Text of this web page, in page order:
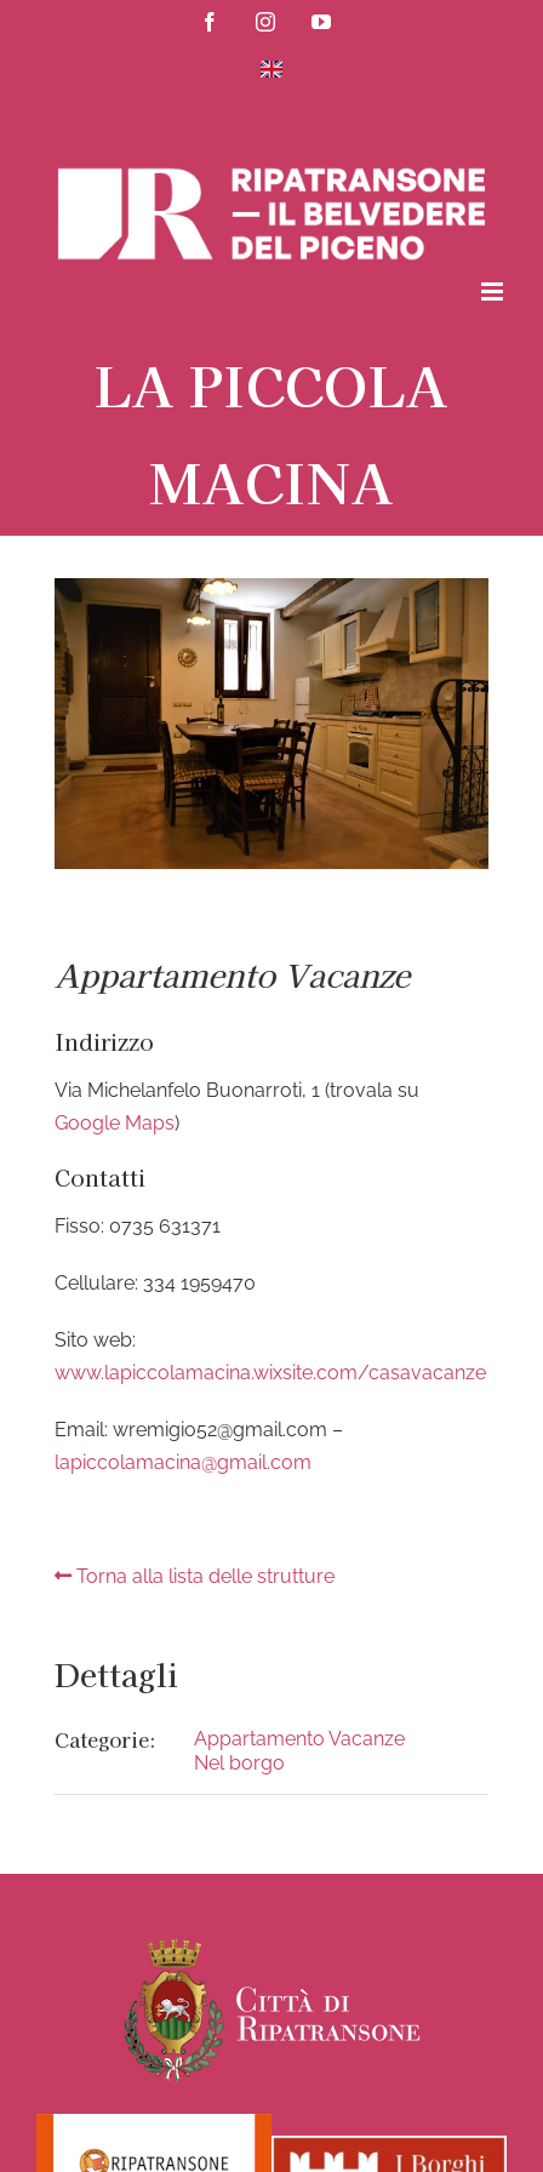
FacebookInstagramYouTube
LA PICCOLA
MACINA
Ingrandisci
immagine
Appartamento Vacanze
Indirizzo
Via Michelanfelo Buonarroti, 1 (trovala su
Google Maps)
Contatti
Fisso: 0735 631371
Cellulare: 334 1959470
Sito web:
www.lapiccolamacina.wixsite.com/casavacanze
Email: wremigio52@gmail.com –
lapiccolamacina@gmail.com
Torna alla lista delle strutture
Dettagli
Categorie:
Appartamento Vacanze
Nel borgo